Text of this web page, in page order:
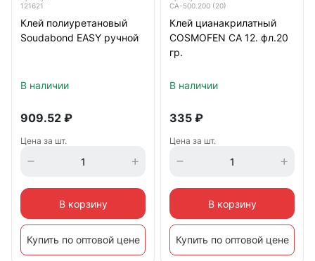
121621
Клей полиуретановый
Soudabond EASY ручной
В наличии
909.52 ₽
Цена за шт.
В корзину
Купить по оптовой цене
СА-500.200 (20)
Клей цианакрилатный
COSMOFEN CA 12. фл.20
гр.
В наличии
335 ₽
Цена за шт.
В корзину
Купить по оптовой цене